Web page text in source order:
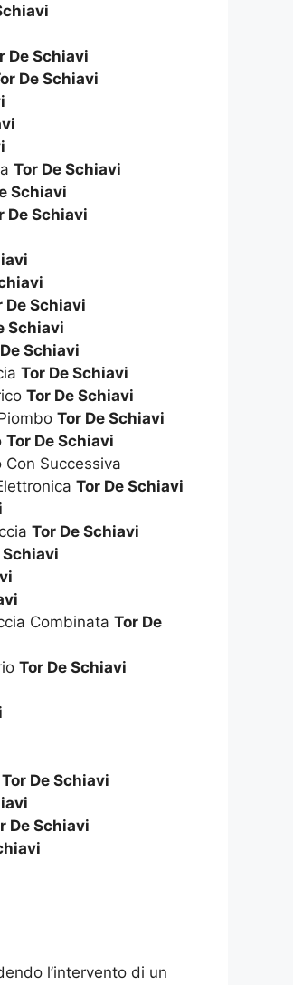
De Schiavi
De Schiavi
Tor De Schiavi
Schiavi
De Schiavi
De Schiavi
Schiavi
Schiavi
Tor De Schiavi
Tor De Schiavi
Tor De Schiavi
Tor De Schiavi
Successiva
Tor De Schiavi
Tor De Schiavi
Schiavi
CombinataTor De
Tor De Schiavi
Tor De Schiavi
De Schiavi
l’intervento di un